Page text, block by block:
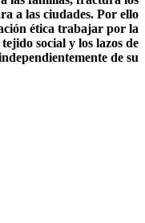
a las ciudades. Por ello
ética trabajar por la
social y los lazos de
de su